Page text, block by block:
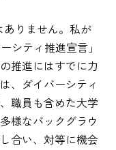
ありません。私が
シティ推進宣言」
推進にはすでに力
、ダイバーシティ
職員も含めた大学
様なバックグラウ
合い、対等に機会